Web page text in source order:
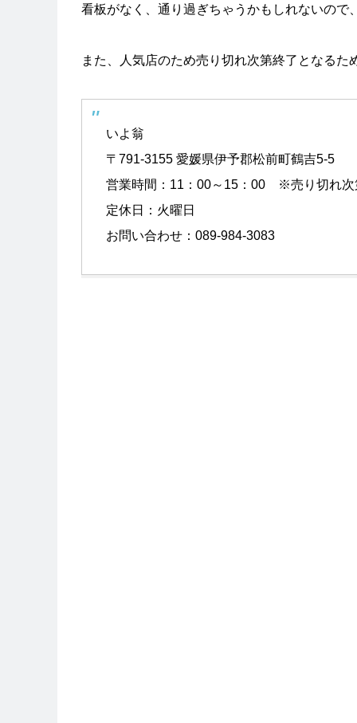
看板がなく、通り過ぎちゃうかもしれないの
また、人気店のため売り切れ次第終了となるた
いよ翁
〒791-3155 愛媛県伊予郡松前町鶴吉5-5
営業時間：11：00～15：00 ※売り切れ次
定休日：火曜日
お問い合わせ：089-984-3083